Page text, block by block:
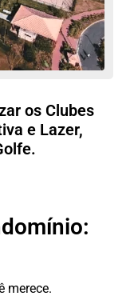
os Clubes
e Lazer,
merece.